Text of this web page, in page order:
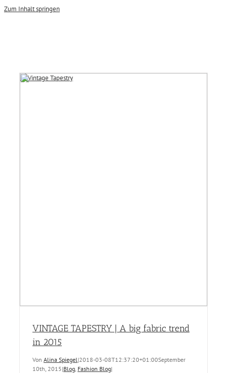
Zum Inhalt springen
VINTAGE TAPESTRY | A big fabric trend
in 2015
Von Alina Spiegel|2018-03-08T12:37:20+01:00September
10th, 2015|Blog, Fashion Blog|